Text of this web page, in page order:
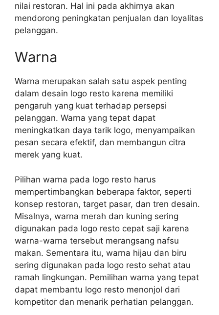
nilai restoran. Hal ini pada akhirnya akan
mendorong peningkatan penjualan dan loyalitas
pelanggan.
Warna
Warna merupakan salah satu aspek penting
dalam desain logo resto karena memiliki
pengaruh yang kuat terhadap persepsi
pelanggan. Warna yang tepat dapat
meningkatkan daya tarik logo, menyampaikan
pesan secara efektif, dan membangun citra
merek yang kuat.
Pilihan warna pada logo resto harus
mempertimbangkan beberapa faktor, seperti
konsep restoran, target pasar, dan tren desain.
Misalnya, warna merah dan kuning sering
digunakan pada logo resto cepat saji karena
warna-warna tersebut merangsang nafsu
makan. Sementara itu, warna hijau dan biru
sering digunakan pada logo resto sehat atau
ramah lingkungan. Pemilihan warna yang tepat
dapat membantu logo resto menonjol dari
kompetitor dan menarik perhatian pelanggan.